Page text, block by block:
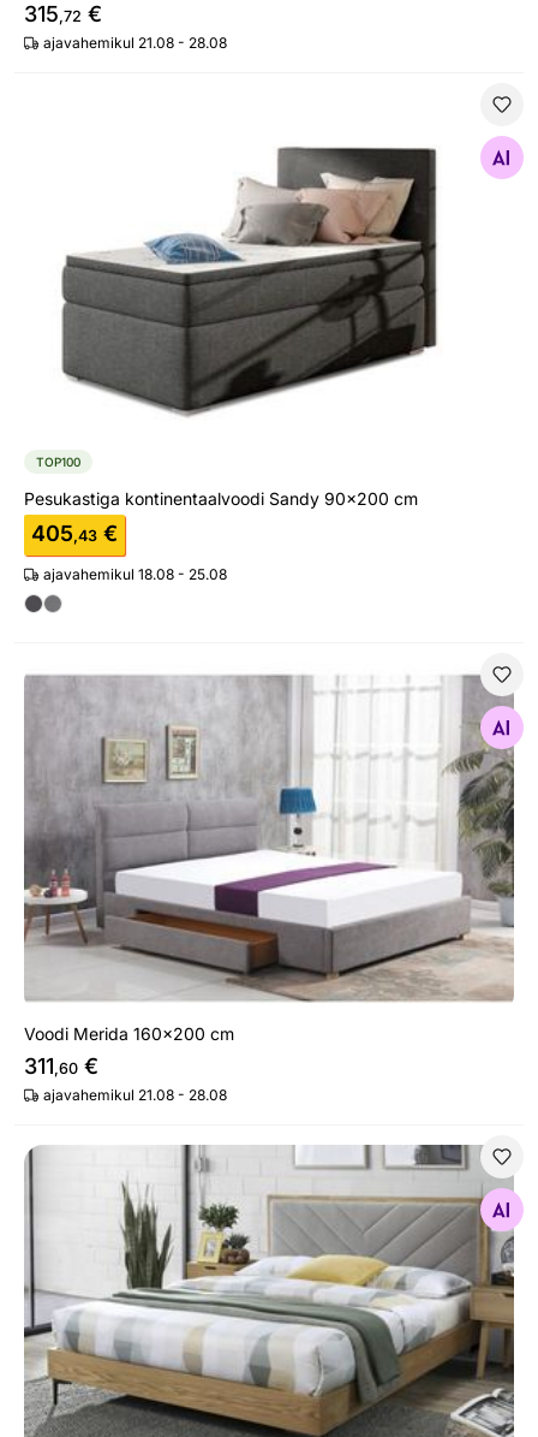
315,72 €
ajavahemikul 21.08 - 28.08
TOP100
Pesukastiga kontinentaalvoodi Sandy 90x200 cm
405,43 €
ajavahemikul 18.08 - 25.08
Voodi Merida 160x200 cm
Otsi sarnaseid
Voodi Merida 160x200 cm
311,60 €
ajavahemikul 21.08 - 28.08
Voodi 160x200 cm
Otsi sarnaseid